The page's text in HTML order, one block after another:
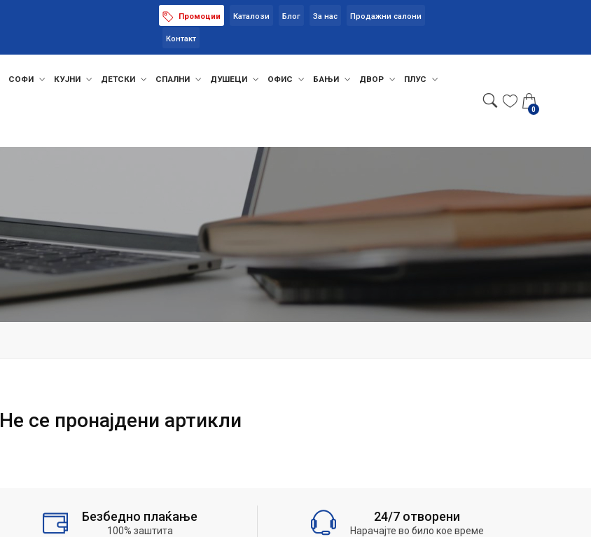
Промоции Каталози Блог За нас Продажни салони
Контакт
СОФИ КУЈНИ ДЕТСКИ СПАЛНИ ДУШЕЦИ ОФИС БАЊИ ДВОР ПЛУС
0
Не се пронајдени артикли
Безбедно плаќање
100% заштита
24/7 отворени
Нарачајте во било кое време